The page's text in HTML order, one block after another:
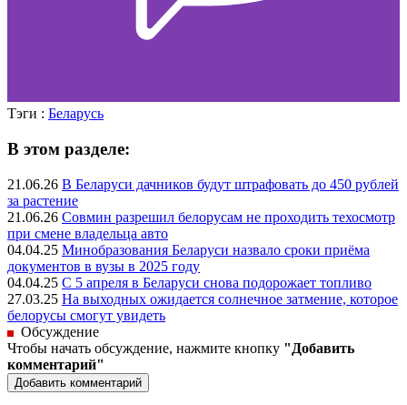
Тэги : Беларусь
В этом разделе:
21.06.26 В Беларуси дачников будут штрафовать до 450 рублей
за растение
21.06.26 Совмин разрешил белорусам не проходить техосмотр
при смене владельца авто
04.04.25 Минобразования Беларуси назвало сроки приёма
документов в вузы в 2025 году
04.04.25 С 5 апреля в Беларуси снова подорожает топливо
27.03.25 На выходных ожидается солнечное затмение, которое
белорусы смогут увидеть
Обсуждение
Чтобы начать обсуждение, нажмите кнопку "Добавить
комментарий"